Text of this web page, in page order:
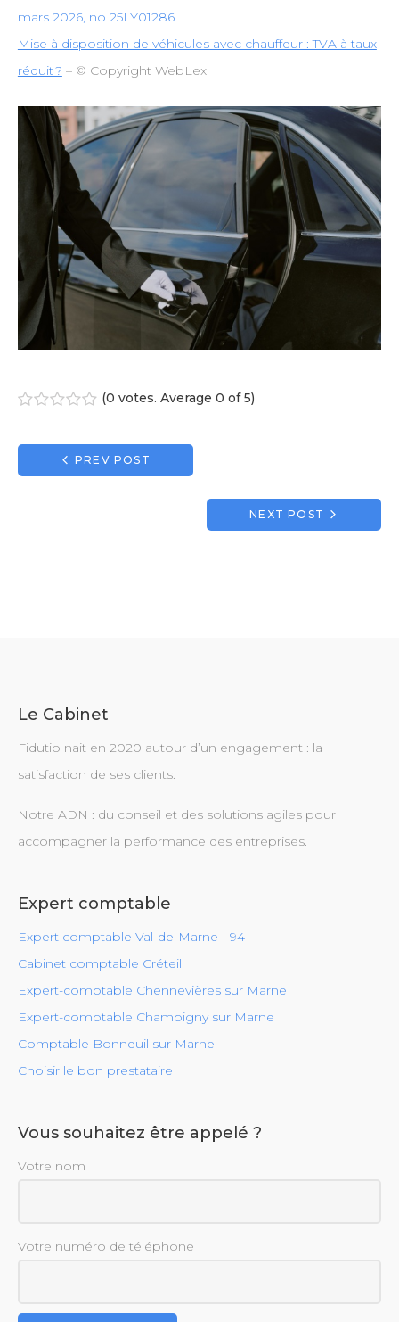
mars 2026, no 25LY01286
Mise à disposition de véhicules avec chauffeur : TVA à taux
réduit ? – © Copyright WebLex
(0 votes. Average 0 of 5)
Navigation
de
PREV POST
NEXT POST
Le Cabinet
Fidutio nait en 2020 autour d’un engagement : la
satisfaction de ses clients.
Notre ADN : du conseil et des solutions agiles pour
accompagner la performance des entreprises.
Expert comptable
Expert comptable Val-de-Marne - 94
Cabinet comptable Créteil
Expert-comptable Chennevières sur Marne
Expert-comptable Champigny sur Marne
Comptable Bonneuil sur Marne
Choisir le bon prestataire
Vous souhaitez être appelé ?
Votre nom
Votre numéro de téléphone